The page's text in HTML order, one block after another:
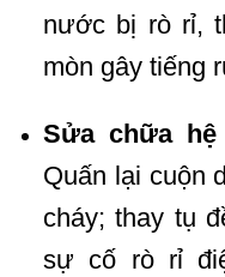
nước bị rò rỉ,
mòn gây tiếng
Sửa chữa
Quấn lại cuộn
cháy; thay tụ
sự cố rò rỉ